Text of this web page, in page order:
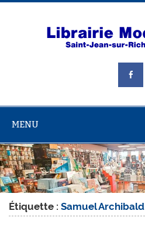
Skip
Livres, jouets et beaucoup plus!
MENU
Étiquette :Samuel Archibald